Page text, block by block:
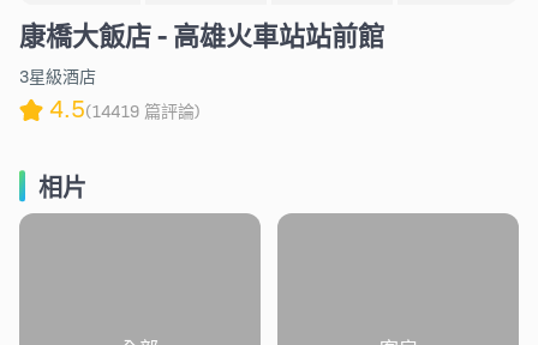
康橋大飯店 - 高雄火車站站前館
3星級酒店
4.5(14419 篇評論)
相片